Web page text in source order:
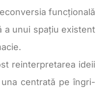
funcțională
a unui spațiu existent
reinterpretarea ideii
centrată pe îngri-